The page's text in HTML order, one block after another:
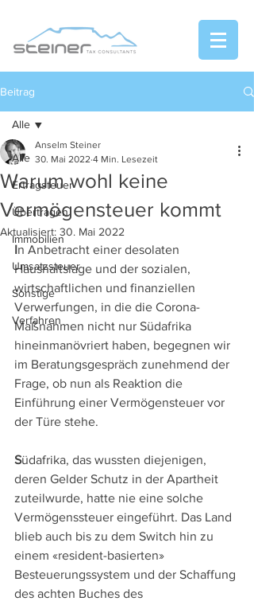
Beitrag
Alle
Ertragsteuer
Übertragen
Immobilien
Umsatzsteuer
Sonstige
Verfahren
Alle
Warum wohl keine
Vermögensteuer kommt
Anselm Steiner
30. Mai 2022 4 Min. Lesezeit
Aktualisiert: 30. Mai 2022
In Anbetracht einer desolaten
Haushaltslage und der sozialen,
wirtschaftlichen und finanziellen
Verwerfungen, in die die Corona-
Maßnahmen nicht nur Südafrika
hineinmanövriert haben, begegnen wir
im Beratungsgespräch zunehmend der
Frage, ob nun als Reaktion die
Einführung einer Vermögensteuer vor
der Türe stehe.
Südafrika, das wussten diejenigen,
deren Gelder Schutz in der Apartheit
zuteilwurde, hatte nie eine solche
Vermögenssteuer eingeführt. Das Land
blieb auch bis zu dem Switch hin zu
einem «resident-basierten»
Besteuerungssystem und der Schaffung
des achten Buches des